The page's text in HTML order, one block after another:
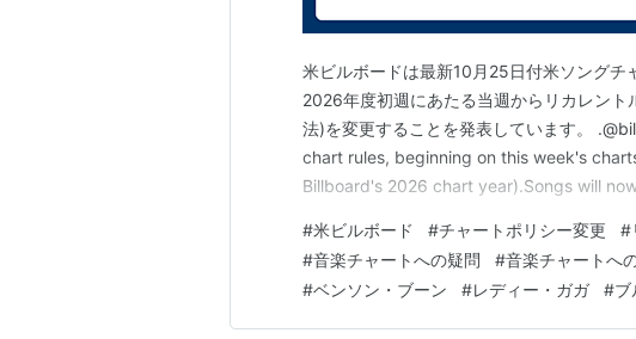
米ビルボードは最新10月25日付米ソングチ
2026年度初週にあたる当週からリカレン
法)を変更することを発表しています。
chart rules, beginning on this week's
Billboard's 2026 chart year).Songs will
#米ビルボード #チャートポリシー変更 #
#音楽チャートへの疑問 #音楽チャートへ
#ベンソン・ブーン #レディー・ガガ #ブ